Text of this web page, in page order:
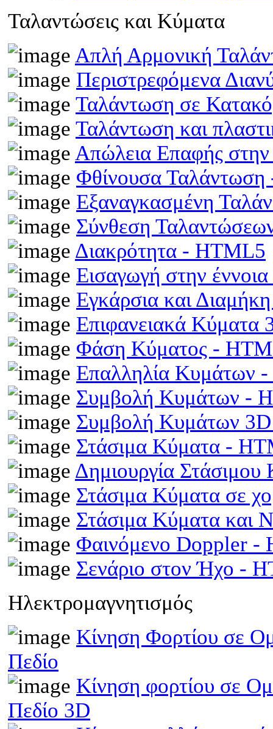
Ταλαντώσεις και Κύματα
Απλή Αρμονική
Περιστρεφόμενα
Ταλάντωση σε
Ταλάντωση και
Απώλεια Επαφής
Φθίνουσα
Εξαναγκασμένη
Σύνθεση
Διακρότητα - HTML5
Εισαγωγή στην
Εγκάρσια και
Επιφανειακά
Φάση Κύματος -
Επαλληλία Κυμάτων
Συμβολή Κυμάτων -
Συμβολή Κυμάτων
Στάσιμα Κύματα -
Δημιουργία
Στάσιμα Κύματα σε
Στάσιμα Κύματα και
Φαινόμενο Doppler -
Σενάριο στον Ήχο -
Ηλεκτρομαγνητισμός
Κίνηση Φορτίου σε
Πεδίο
Κίνηση φορτίου σε
Πεδίο 3D